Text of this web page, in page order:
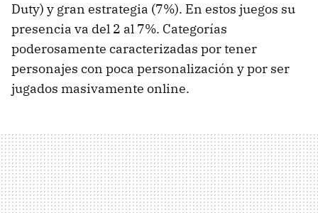
Duty) y gran estrategia (7%). En estos juegos su
presencia va del 2 al 7%. Categorías
poderosamente caracterizadas por tener
personajes con poca personalización y por ser
jugados masivamente online.